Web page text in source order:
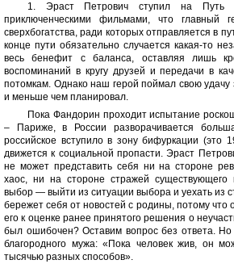
1. Эраст Петрович ступил на Путь
приключенческими фильмами, что главный
сверхбогатства, ради которых отправляется в
конце пути обязательно случается какая-то
весь бенефит с баланса, оставляя лишь
воспоминаний в кругу друзей и передачи в
потомкам. Однако наш герой поймал свою удачу
и меньше чем планировал.
Пока Фандорин проходит испытание
– Париже, в России разворачивается
российское вступило в зону бифуркации (это
движется к социальной пропасти. Эраст
не может представить себя ни на стороне
хаос, ни на стороне стражей существующего
выбор — выйти из ситуации выбора и уехать из
бережет себя от новостей с родины, потому что
его к оценке ранее принятого решения о
был ошибочен? Оставим вопрос без ответа.
благородного мужа: «Пока человек жив, он
тысячью разных способов».